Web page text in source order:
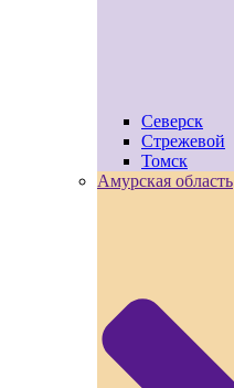
Северск
Стрежевой
Томск
Амурская область